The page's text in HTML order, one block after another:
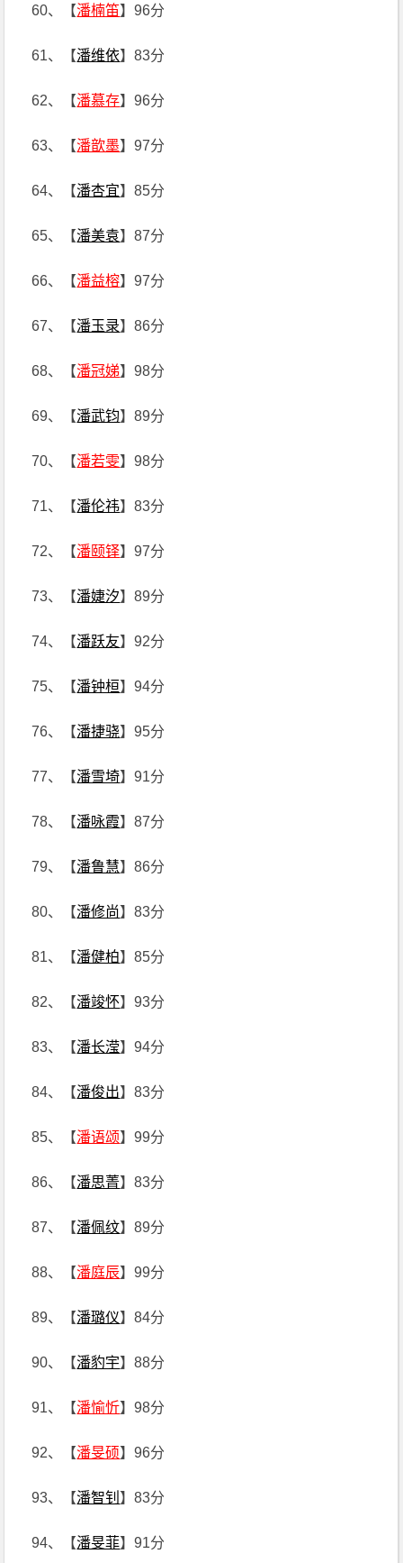
60、【潘楠笛】96分
61、【潘维依】83分
62、【潘慕存】96分
63、【潘歆墨】97分
64、【潘杏宜】85分
65、【潘美袁】87分
66、【潘益榕】97分
67、【潘玉录】86分
68、【潘冠娣】98分
69、【潘武钧】89分
70、【潘若雯】98分
71、【潘伦祎】83分
72、【潘颐铎】97分
73、【潘婕汐】89分
74、【潘跃友】92分
75、【潘钟桓】94分
76、【潘捷骁】95分
77、【潘雪埼】91分
78、【潘咏霞】87分
79、【潘鲁慧】86分
80、【潘修尚】83分
81、【潘健柏】85分
82、【潘竣怀】93分
83、【潘长滢】94分
84、【潘俊出】83分
85、【潘语颂】99分
86、【潘思菁】83分
87、【潘佩纹】89分
88、【潘庭辰】99分
89、【潘璐仪】84分
90、【潘豹宇】88分
91、【潘愉忻】98分
92、【潘旻硕】96分
93、【潘智钊 】83分
94、【潘旻菲】91分